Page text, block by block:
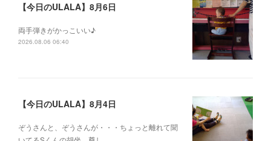
【今日のULALA】8月6日
両手弾きがかっこいい♪
2026.08.06 06:40
【今日のULALA】8月4日
ぞうさんと、ぞうさんが・・・ちょっと離れて聞